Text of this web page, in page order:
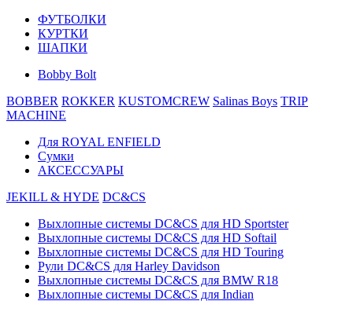
ФУТБОЛКИ
КУРТКИ
ШАПКИ
Bobby Bolt
BOBBER ROKKER KUSTOMCREW Salinas Boys TRIP
MACHINE
Для ROYAL ENFIELD
Сумки
АКСЕССУАРЫ
JEKILL & HYDE DC&CS
Выхлопные системы DC&CS для HD Sportster
Выхлопные системы DC&CS для HD Softail
Выхлопные системы DC&CS для HD Touring
Рули DC&CS для Harley Davidson
Выхлопные системы DC&CS для BMW R18
Выхлопные системы DC&CS для Indian